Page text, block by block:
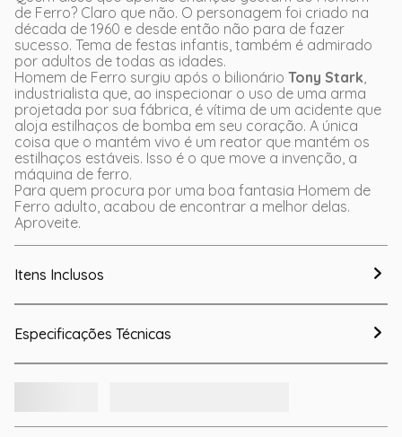
de Ferro? Claro que não. O personagem foi criado na
década de 1960 e desde então não para de fazer
sucesso. Tema de festas infantis, também é admirado
por adultos de todas as idades.
Homem de Ferro surgiu após o bilionário Tony Stark,
industrialista que, ao inspecionar o uso de uma arma
projetada por sua fábrica, é vítima de um acidente que
aloja estilhaços de bomba em seu coração. A única
coisa que o mantém vivo é um reator que mantém os
estilhaços estáveis. Isso é o que move a invenção, a
máquina de ferro.
Para quem procura por uma boa fantasia Homem de
Ferro adulto, acabou de encontrar a melhor delas.
Aproveite.
Itens Inclusos
Especificações Técnicas